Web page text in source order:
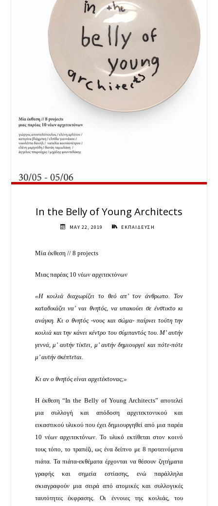
In the Belly of Young Architects
MAY 22, 2019 ΕΚΠΑΙΔΕΥΣΗ
Μία έκθεση // 8 projects
Μιας παρέας 10 νέων αρχιτεκτόνων
«Η κοιλιά διαχωρίζει το θεό απ’ τον άνθρωπο. Τον
καταδικάζει να’ ναι θνητός, να υπακούει σε ένστικτο κι
ανάγκη. Κι ο θνητός -νους και σώμα- παίρνει τούτη την
κοιλιά και την κάνει κέντρο του σύμπαντός του. Μ’ αυτήν
γεννά, μ’ αυτήν τίκτει, μ’ αυτήν δημιουργεί και πότε-πότε
μ’ αυτήν σκέπτεται.
Κι αν ο θνητός είναι αρχιτέκτονας;»
Η έκθεση “In the Belly of Young Architects” αποτελεί
μια συλλογή και απόδοση αρχιτεκτονικού και
εικαστικού υλικού που έχει δημιουργηθεί από μια παρέα
10 νέων αρχιτεκτόνων. Το υλικό εκτίθεται στον κοινό
τους τόπο, το τραπέζι, ως ένα δείπνο με 8 προτεινόμενα
πιάτα. Τα πιάτα-εκθέματα έρχονται να θέσουν ζητήματα
γραφής και σημεία εστίασης, ενώ παράλληλα
σκιαγραφούν μια σειρά από ατομικές και συλλογικές
ταυτότητες έκφρασης. Οι έννοιες της κοιλιάς, του